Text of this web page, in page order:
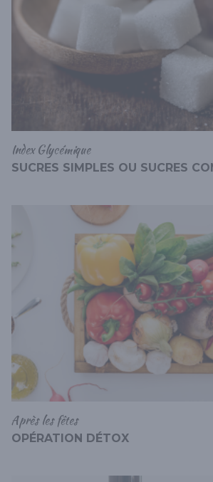
Index Glycémique
SUCRES SIMPLES OU SUCRES
Après les fêtes
OPÉRATION DÉTOX